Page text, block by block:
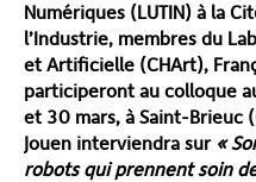
Numériques (LUTIN) à la
l’Industrie, membres du
et Artificielle (CHArt),
participeront au colloque
et 30 mars, à Saint-Brieuc
Jouen interviendra sur «
robots qui prennent soin